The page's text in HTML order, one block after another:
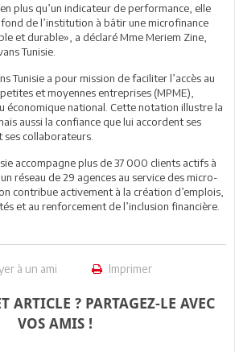
plus qu’un indicateur de performance, elle
de l’institution à bâtir une microfinance
et durable», a déclaré Mme Meriem Zine,
Tunisie.
Tunisie a pour mission de faciliter l’accès au
et moyennes entreprises (MPME),
économique national. Cette notation illustre la
aussi la confiance que lui accordent ses
ses collaborateurs.
accompagne plus de 37 000 clients actifs à
réseau de 29 agences au service des micro-
contribue activement à la création d’emplois,
et au renforcement de l’inclusion financière.
à un ami Imprimer
ARTICLE ? PARTAGEZ-LE AVEC
VOS AMIS !